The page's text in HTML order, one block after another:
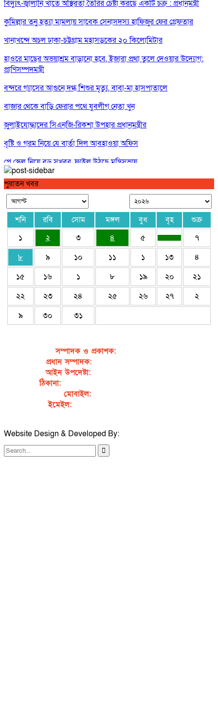
বিদ্যুৎ-জ্বালানি খাতে অস্থিরতা তৈরির চেষ্টা করছে একটি চক্র : প্রধানমন্ত্রী
কুমিল্লার তনু হত্যা মামলায় সাবেক সেনাসদস্য হাফিজুর ফের গ্রেফতার
খানাখন্দে অচল ঢাকা-চট্টগ্রাম মহাসড়কের ২০ কিলোমিটার
হাওরে মাছের অভয়াশ্রম বাড়ানো হবে, ইজারা প্রথা তুলে দেওয়ার উদ্যোগ:
প্রাণিসম্পদমন্ত্রী
বন্দরে গ্যাসের আগুনে দগ্ধ শিশুর মৃত্যু, বাবা-মা হাসপাতালে
বাজার থেকে বাড়ি ফেরার পথে যুবলীগ নেতা খুন
জুলাইযোদ্ধাদের সিএনজি-রিকশা উপহার প্রধানমন্ত্রীর
বৃষ্টি ও গরম নিয়ে যে বার্তা দিল আবহাওয়া অফিস
পে স্কেল নিয়ে বড় সুখবর, ফাইল উঠছে মন্ত্রিসভায়
গণঅভ্যুত্থান ছিল ১৭ বছরের ধারাবাহিক আন্দোলনের ফসল : স্বরাষ্ট্রমন্ত্রী
পুরাতন খবর
শনি রবি সোম মঙ্গল বুধ বৃহ
শুক্র
১
২ ৩ ৪ ৫
৭
৮
৯ ১০ ১১ ১ ১৩
৪
১৫
১৬ ১ ৮ ১৯ ২০
২১
২২
২৩ ২৪ ২৫ ২৬ ২৭
২
৯
৩০ ৩১
সম্পাদক ও প্রকাশক:জেবুন্নেছা জেসি
প্রধান সম্পাদক:
আইন উপদেষ্টা:এডভোকেট নাসরিন আক্তার
ঠিকানা:গর্জনখোলা, চকবাজার, কুমিল্লা – ৩৫০০
মোবাইল:
ইমেইল:sahabibcomilla@gmail.com
Website Design & Developed By: